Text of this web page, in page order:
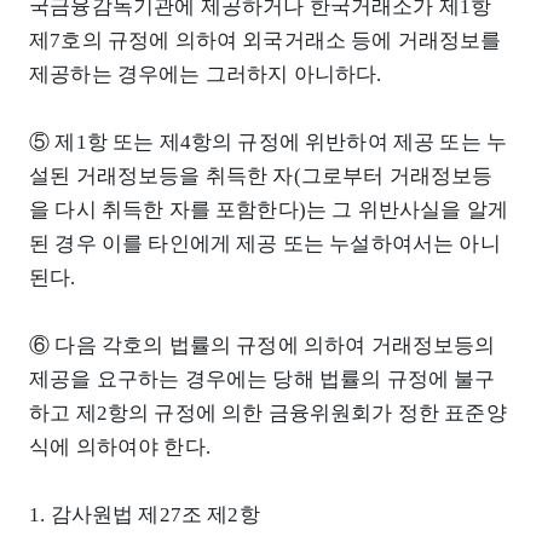
국금융감독기관에 제공하거나 한국거래소가 제1항
제7호의 규정에 의하여 외국거래소 등에 거래정보를
제공하는 경우에는 그러하지 아니하다.
⑤ 제1항 또는 제4항의 규정에 위반하여 제공 또는 누
설된 거래정보등을 취득한 자(그로부터 거래정보등
을 다시 취득한 자를 포함한다)는 그 위반사실을 알게
된 경우 이를 타인에게 제공 또는 누설하여서는 아니
된다.
⑥ 다음 각호의 법률의 규정에 의하여 거래정보등의
제공을 요구하는 경우에는 당해 법률의 규정에 불구
하고 제2항의 규정에 의한 금융위원회가 정한 표준양
식에 의하여야 한다.
1. 감사원법 제27조 제2항